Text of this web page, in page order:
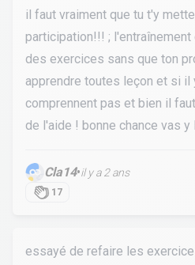
il faut vraiment que tu t'y
participation!!! ;
des exercices sans que ton
apprendre toutes leçon et si il
comprennent pas et bien il
de l'aide ! bonne chance vas y
Cla14•il y a 2 ans
17
essayé de refaire les